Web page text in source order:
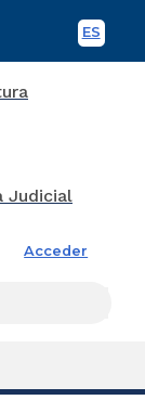
ES
Acceder